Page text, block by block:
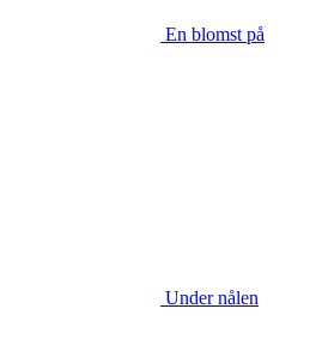
En blomst på
Under nålen